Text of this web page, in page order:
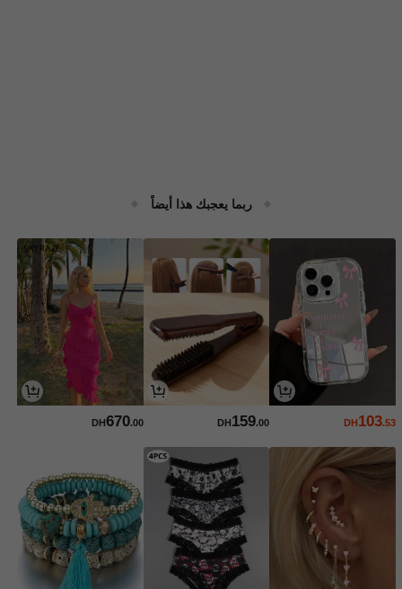
ربما يعجبك هذا أيضاً
DH103.53
DH159.00
DH670.00